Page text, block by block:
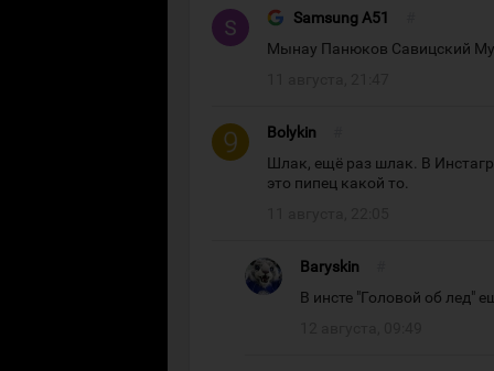
Samsung A51
Мынау Панюков Савицский
Bolykin
Шлак, ещё раз шлак. В
это пипец какой то.
Baryskin
В инсте "Головой об лед"